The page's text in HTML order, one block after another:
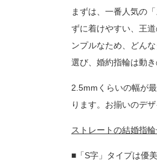
まずは、一番人気の
ずに着けやすい、王
ンプルなため、どん
選び、婚約指輪は動
2.5mmくらいの幅が
ります。お揃いのデ
ストレートの結婚指
■「S字」タイプは優